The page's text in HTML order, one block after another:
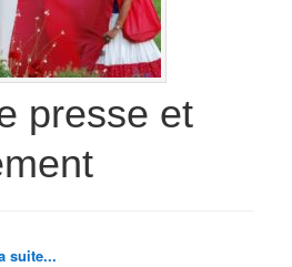
presse et
suite...